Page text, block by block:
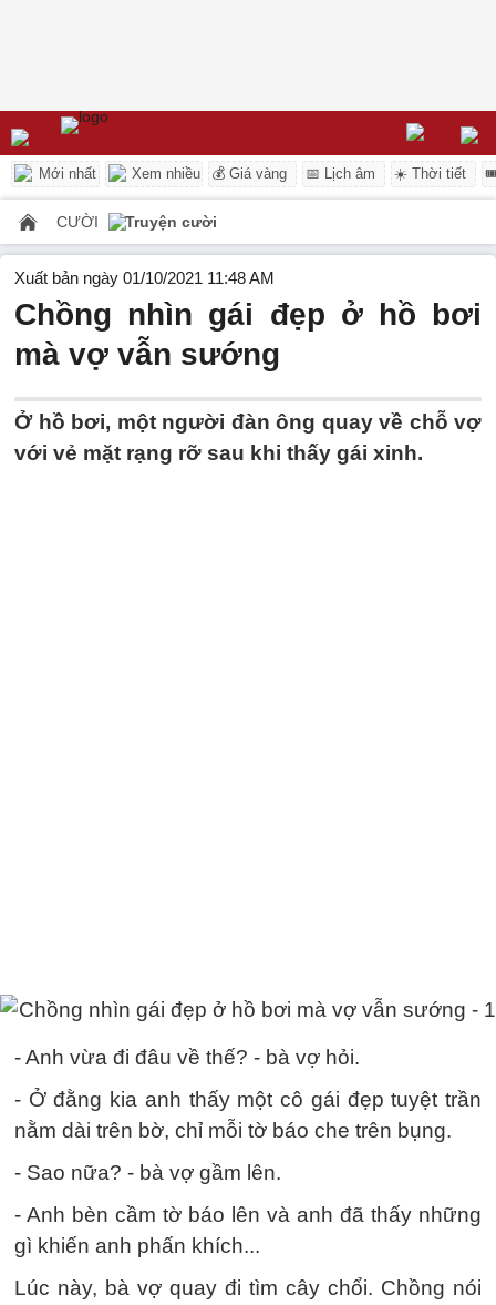
Mới nhất Xem nhiều 💰 Giá vàng 📅 Lịch âm ☀️ Thời tiết
CƯỜI Truyện cười
Xuất bản ngày 01/10/2021 11:48 AM
Chồng nhìn gái đẹp ở hồ bơi
mà vợ vẫn sướng
Ở hồ bơi, một người đàn ông quay về chỗ vợ
với vẻ mặt rạng rỡ sau khi thấy gái xinh.
- Anh vừa đi đâu về thế? - bà vợ hỏi.
- Ở đằng kia anh thấy một cô gái đẹp tuyệt trần
nằm dài trên bờ, chỉ mỗi tờ báo che trên bụng.
- Sao nữa? - bà vợ gầm lên.
- Anh bèn cầm tờ báo lên và anh đã thấy những
gì khiến anh phấn khích...
Lúc này, bà vợ quay đi tìm cây chổi. Chồng nói